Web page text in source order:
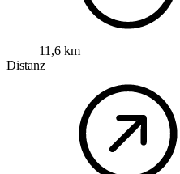
11,6 km
Distanz